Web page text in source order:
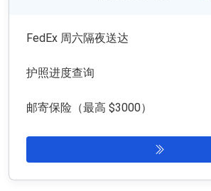
FedEx 周六隔夜送达
护照进度查询
邮寄保险（最高 $3000）